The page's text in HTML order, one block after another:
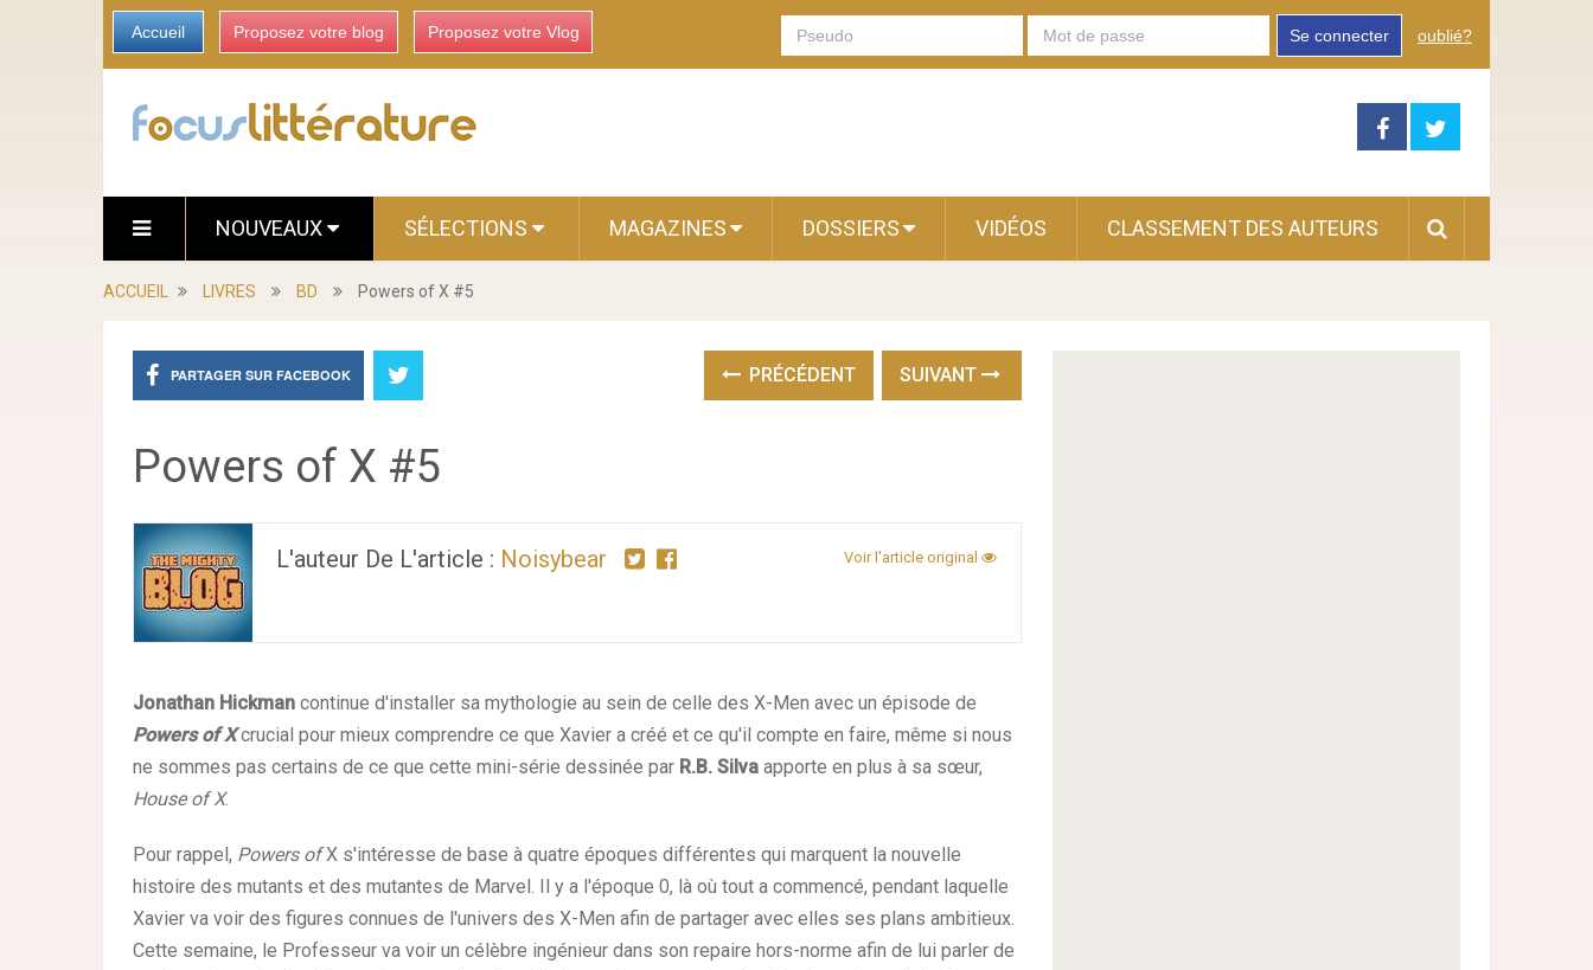
Accueil Proposez votre blog Proposez votre Vlog Se connecter oublié?
NOUVEAUX SÉLECTIONS MAGAZINES DOSSIERS VIDÉOS CLASSEMENT DES AUTEURS
ACCUEIL LIVRES BD Powers of X #5
PARTAGER SUR FACEBOOK PRÉCÉDENT SUIVANT
Powers of X #5
L'auteur De L'article : Noisybear Voir l'article original
Jonathan Hickman continue d'installer sa mythologie au sein de celle des X-Men avec un épisode de
Powers of Xcrucial pour mieux comprendre ce que Xavier a créé et ce qu'il compte en faire, même si nous
ne sommes pas certains de ce que cette mini-série dessinée par R.B. Silva apporte en plus à sa sœur,
House of X.
Pour rappel, Powers ofX s'intéresse de base à quatre époques différentes qui marquent la nouvelle
histoire des mutants et des mutantes de Marvel. Il y a l'époque 0, là où tout a commencé, pendant laquelle
Xavier va voir des figures connues de l'univers des X-Men afin de partager avec elles ses plans ambitieux.
Cette semaine, le Professeur va voir un célèbre ingénieur dans son repaire hors-norme afin de lui parler de